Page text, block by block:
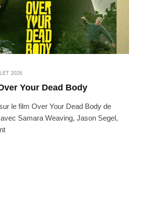
2026
Your Dead Body
le film Over Your Dead Body de
Samara Weaving, Jason Segel,